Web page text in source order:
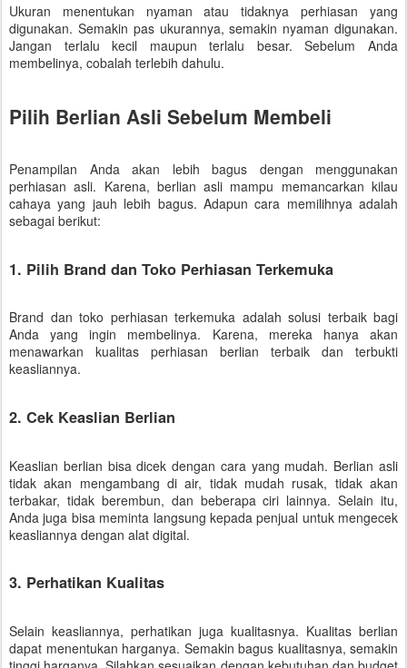
Ukuran menentukan nyaman atau tidaknya perhiasan yang
digunakan. Semakin pas ukurannya, semakin nyaman digunakan.
Jangan terlalu kecil maupun terlalu besar. Sebelum Anda
membelinya, cobalah terlebih dahulu.
Pilih Berlian Asli Sebelum Membeli
Penampilan Anda akan lebih bagus dengan menggunakan
perhiasan asli. Karena, berlian asli mampu memancarkan kilau
cahaya yang jauh lebih bagus. Adapun cara memilihnya adalah
sebagai berikut:
1. Pilih Brand dan Toko Perhiasan Terkemuka
Brand dan toko perhiasan terkemuka adalah solusi terbaik bagi
Anda yang ingin membelinya. Karena, mereka hanya akan
menawarkan kualitas perhiasan berlian terbaik dan terbukti
keasliannya.
2. Cek Keaslian Berlian
Keaslian berlian bisa dicek dengan cara yang mudah. Berlian asli
tidak akan mengambang di air, tidak mudah rusak, tidak akan
terbakar, tidak berembun, dan beberapa ciri lainnya. Selain itu,
Anda juga bisa meminta langsung kepada penjual untuk mengecek
keasliannya dengan alat digital.
3. Perhatikan Kualitas
Selain keasliannya, perhatikan juga kualitasnya. Kualitas berlian
dapat menentukan harganya. Semakin bagus kualitasnya, semakin